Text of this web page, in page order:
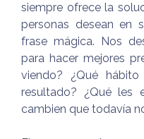
siempre ofrece la
personas desean en
frase mágica. Nos
para hacer mejores
viendo? ¿Qué
resultado? ¿Qué les
cambien que todavía